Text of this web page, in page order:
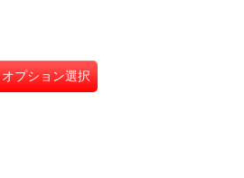
オプション選択